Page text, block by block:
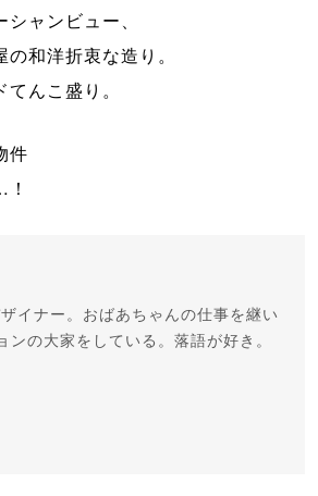
ャンビュー、
和洋折衷な造り。
んこ盛り。
件
イナー。おばあちゃんの仕事を継い
ンの大家をしている。落語が好き。